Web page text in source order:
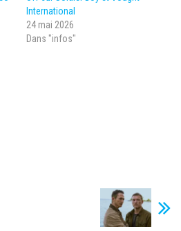
International
24 mai 2026
Dans "infos"